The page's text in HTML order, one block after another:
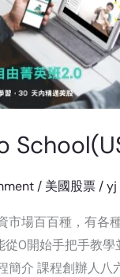
/ 美國股票/yj
市場百百種，有各
從0開始手把手教
簡介 課程創辦人